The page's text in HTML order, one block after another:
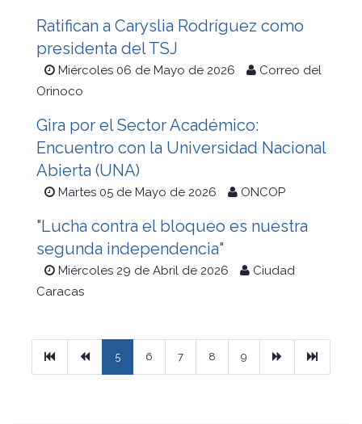
Ratifican a Caryslia Rodríguez como
presidenta del TSJ
Miércoles 06 de Mayo de 2026
Correo del
Orinoco
Gira por el Sector Académico:
Encuentro con la Universidad Nacional
Abierta (UNA)
Martes 05 de Mayo de 2026 ONCOP
"Lucha contra el bloqueo es nuestra
segunda independencia"
Miércoles 29 de Abril de 2026
Ciudad
Caracas
PrimeraPrevious
5 6 7 8 9 Ultimo